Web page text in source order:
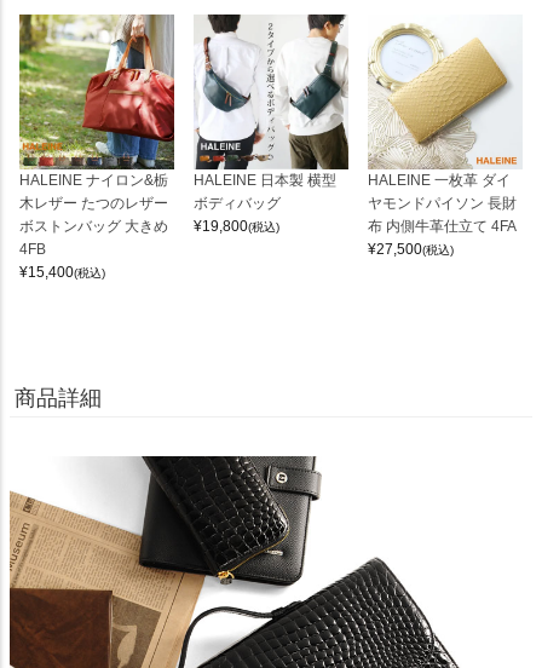
HALEINE ナイロン&栃
木レザー たつのレザー
ボストンバッグ 大きめ
4FB
¥15,400(税込)
HALEINE 日本製 横型
ボディバッグ
¥19,800(税込)
HALEINE 一枚革 ダイ
ヤモンドパイソン 長財
布 内側牛革仕立て 4FA
¥27,500(税込)
商品詳細